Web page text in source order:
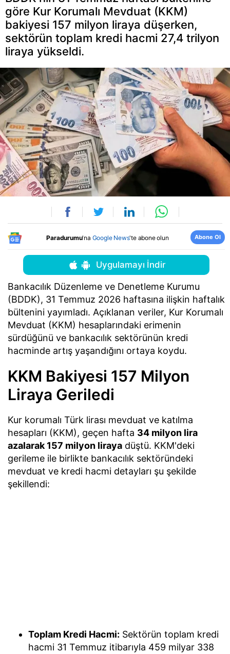
göre Kur Korumalı Mevduat (KKM)
bakiyesi 157 milyon liraya düşerken,
sektörün toplam kredi hacmi 27,4 trilyon
liraya yükseldi.
Paradurumu'na Google News'te abone olun Abone Ol
Uygulamayı İndir
Bankacılık Düzenleme ve Denetleme Kurumu
(BDDK), 31 Temmuz 2026 haftasına ilişkin haftalık
bültenini yayımladı. Açıklanan veriler, Kur Korumalı
Mevduat (KKM) hesaplarındaki erimenin
sürdüğünü ve bankacılık sektörünün kredi
hacminde artış yaşandığını ortaya koydu.
KKM Bakiyesi 157 Milyon
Liraya Geriledi
Kur korumalı Türk lirası mevduat ve katılma
hesapları (KKM), geçen hafta 34 milyon lira
azalarak 157 milyon liraya düştü. KKM'deki
gerileme ile birlikte bankacılık sektöründeki
mevduat ve kredi hacmi detayları şu şekilde
şekillendi:
Toplam Kredi Hacmi: Sektörün toplam kredi
hacmi 31 Temmuz itibarıyla 459 milyar 338